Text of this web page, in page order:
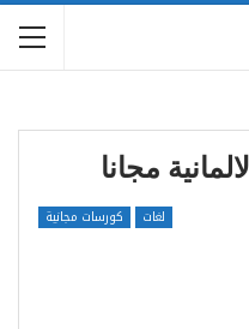
مجانا
لغات كورسات مجانية